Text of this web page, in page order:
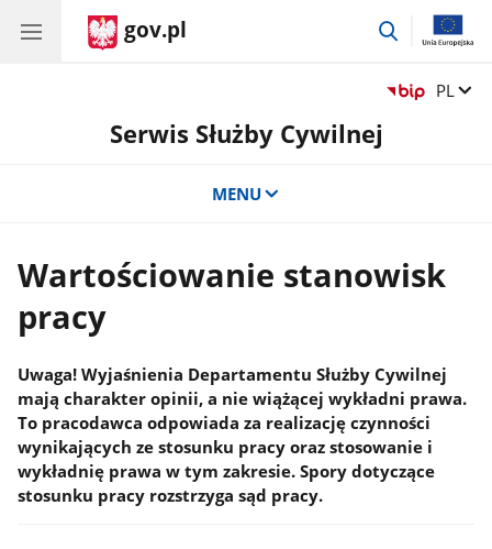
gov.pl
przejdź
Zmień
PL
Serwis Służby Cywilnej
MENU
Wartościowanie stanowisk
pracy
Uwaga! Wyjaśnienia Departamentu Służby Cywilnej
mają charakter opinii, a nie wiążącej wykładni prawa.
To pracodawca odpowiada za realizację czynności
wynikających ze stosunku pracy oraz stosowanie i
wykładnię prawa w tym zakresie. Spory dotyczące
stosunku pracy rozstrzyga sąd pracy.